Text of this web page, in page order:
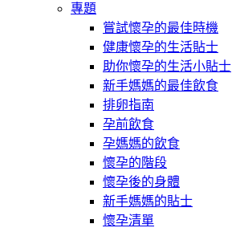
專題
嘗試懷孕的最佳時機
健康懷孕的生活貼士
助你懷孕的生活小貼士
新手媽媽的最佳飲食
排卵指南
孕前飲食
孕媽媽的飲食
懷孕的階段
懷孕後的身體
新手媽媽的貼士
懷孕清單